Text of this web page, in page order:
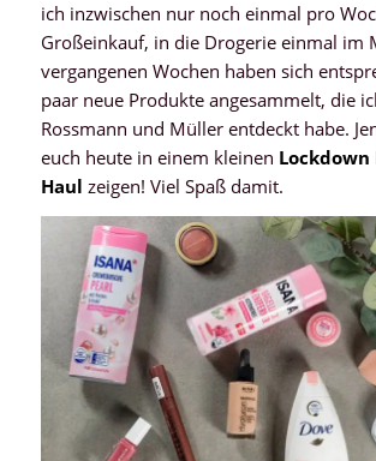
ich inzwischen nur noch einmal pro
Großeinkauf, in die Drogerie einmal im
vergangenen Wochen haben sich
paar neue Produkte angesammelt, die
Rossmann und Müller entdeckt habe.
euch heute in einem kleinen Lockdown
Haul zeigen! Viel Spaß damit.